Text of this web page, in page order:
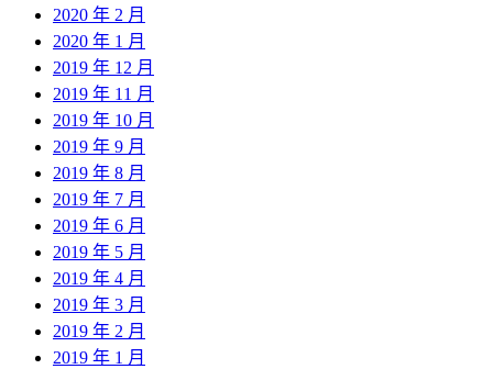
2020 年 2 月
2020 年 1 月
2019 年 12 月
2019 年 11 月
2019 年 10 月
2019 年 9 月
2019 年 8 月
2019 年 7 月
2019 年 6 月
2019 年 5 月
2019 年 4 月
2019 年 3 月
2019 年 2 月
2019 年 1 月